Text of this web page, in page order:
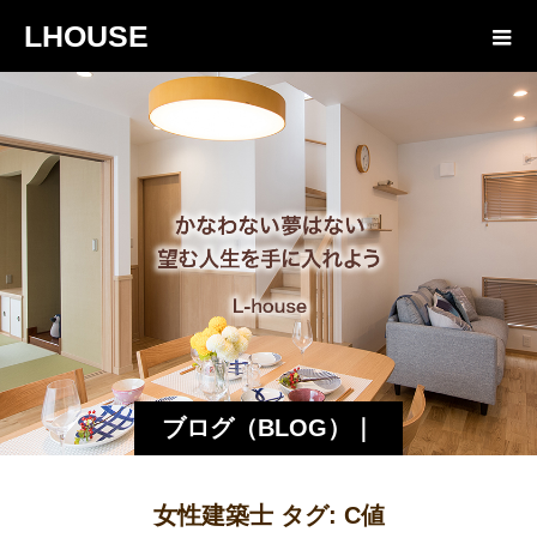
LHOUSE
ブログ（BLOG）｜
エルハウス
女性建築士 タグ: C値